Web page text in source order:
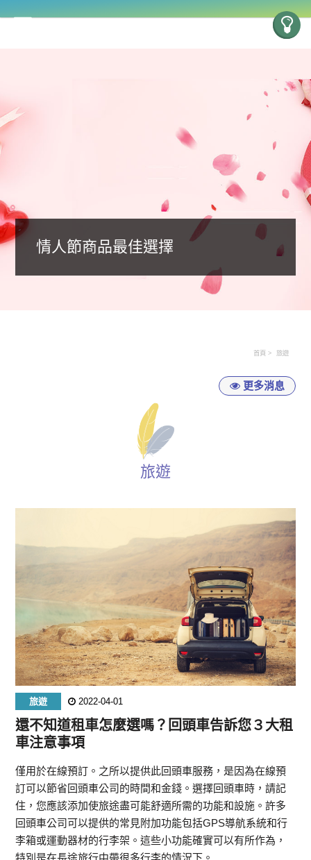
情人節商品最佳選擇
首頁 旅遊
更多消息
旅遊
旅遊 2022-04-01
還不知道租車怎麼選嗎？回頭車告訴您３大租
車注意事項
僅用於在線預訂。之所以提供此回頭車服務，是因為在線預
訂可以節省回頭車公司的時間和金錢。選擇回頭車時，請記
住，您應該添加使旅途盡可能舒適所需的功能和設施。許多
回頭車公司可以提供的常見附加功能包括GPS導航系統和行
李箱或運動器材的行李架。這些小功能確實可以有所作為，
特別是在長途旅行中帶很多行李的情況下。